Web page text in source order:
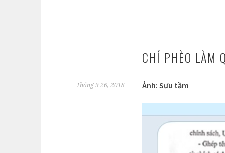
CHÍ PHÈO LÀM
Tháng 9 26, 2018 Ảnh: Sưu tầm